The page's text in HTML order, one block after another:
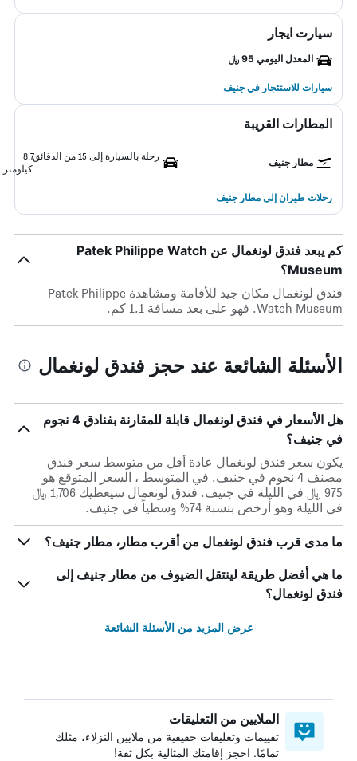
سيارت ايجار
المعدل اليومي 95 ﷼
سيارات للاستئجار في جنيف
المطارات القريبة
مطار جنيف
رحلة بالسيارة إلى 15 من الدقائق
8.7
كيلومتر
رحلات طيران إلى مطار جنيف
كم يبعد فندق لونغمال عن Patek Philippe Watch
Museum؟
فندق لونغمال مكان جيد للأقامة ومشاهدة Patek Philippe
Watch Museum. فهو على بعد مسافة 1.1 كم.
الأسئلة الشائعة عند حجز فندق لونغمال
هل الأسعار في فندق لونغمال قابلة للمقارنة بفنادق 4 نجوم
في جنيف؟
يكون سعر فندق لونغمال عادة أقل من متوسط ​​سعر فندق
مصنف 4 نجوم في جنيف. في المتوسط ، السعر المتوقع هو
975 ﷼ في الليلة في جنيف. فندق لونغمال سيعطيك 1,706 ﷼
في الليلة وهو أرخص بنسبة 74% وسطياً في جنيف.
ما مدى قرب فندق لونغمال من أقرب مطار، مطار جنيف؟
ما هي أفضل طريقة لينتقل الضيوف من مطار جنيف إلى
فندق لونغمال؟
عرض المزيد من الأسئلة الشائعة
الملايين من التعليقات
تقييمات وتعليقات حقيقية من ملايين النزلاء، مثلك
تمامًا. احجز إقامتك المثالية بكل ثقة!